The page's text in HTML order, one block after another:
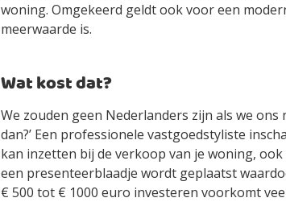
woning. Omgekeerd geldt ook voor een
meerwaarde is.
Wat kost dat?
We zouden geen Nederlanders zijn als we
dan?’ Een professionele vastgoedstyliste
kan inzetten bij de verkoop van je woning,
een presenteerblaadje wordt geplaatst
€ 500 tot € 1000 euro investeren voorkomt